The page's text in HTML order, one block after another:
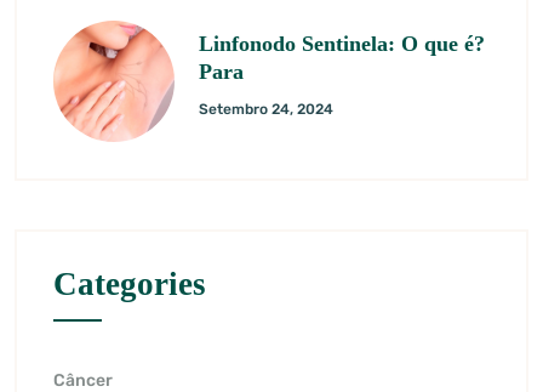
Linfonodo Sentinela: O que é?
Para
Setembro 24, 2024
Categories
Câncer